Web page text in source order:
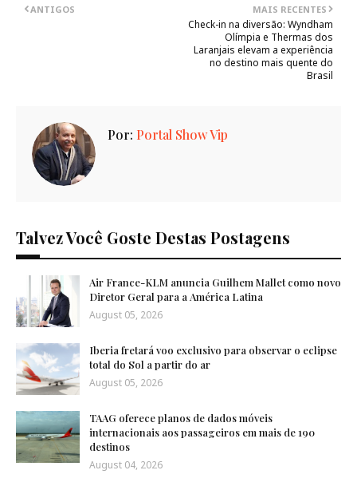
MAIS RECENTES
Check-in na diversão: Wyndham
Olímpia e Thermas dos
Laranjais elevam a experiência
no destino mais quente do
Brasil
ANTIGOS
Por: Portal Show Vip
Talvez Você Goste Destas Postagens
Air France-KLM anuncia Guilhem Mallet como novo
Diretor Geral para a América Latina
August 05, 2026
Iberia fretará voo exclusivo para observar o eclipse
total do Sol a partir do ar
August 05, 2026
TAAG oferece planos de dados móveis
internacionais aos passageiros em mais de 190
destinos
August 04, 2026